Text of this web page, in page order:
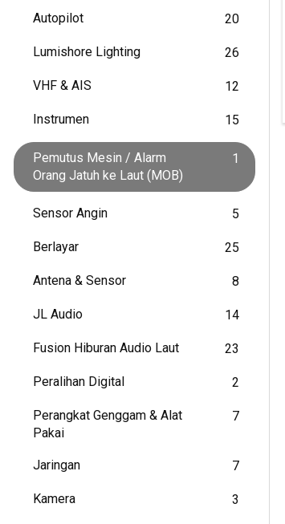
Autopilot 20
Lumishore Lighting 26
VHF & AIS 12
Instrumen 15
Pemutus Mesin / Alarm
Orang Jatuh ke Laut (MOB)
1
Sensor Angin 5
Berlayar 25
Antena & Sensor 8
JL Audio 14
Fusion Hiburan Audio Laut 23
Peralihan Digital 2
Perangkat Genggam & Alat
Pakai
7
Jaringan 7
Kamera 3